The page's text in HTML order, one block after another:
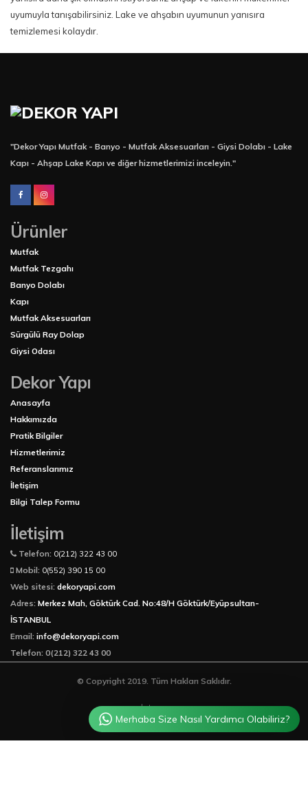
uyumuyla tanışabilirsiniz. Lake ve ahşabın uyumunun yanısıra
temizlemesi kolaydır.
"Dekor Yapı Mutfak - Banyo - Mutfak Aksesuarları - Giysi Dolabı - Lake
Kapı - Ahşap Lake Kapı ve diğer hizmetlerimizi inceleyin."
Ürünler
Mutfak
Mutfak Tezgahı
Banyo Dolabı
Kapı
Mutfak Aksesuarları
Sürgülü Ray Dolap
Giysi Odası
Dekor Yapı
Anasayfa
Hakkımızda
Pratik Bilgiler
Hizmetlerimiz
Referanslarımız
İletişim
Bilgi Talep Formu
İletişim
Telefon: 0(212) 322 43 00
Mobil: 0(552) 390 15 00
Web sitesi: dekoryapi.com
Adres: Merkez Mah, Göktürk Cad. No:48/H Göktürk/Eyüpsultan-
İSTANBUL
Email: info@dekoryapi.com
Telefon: 0(212) 322 43 00
© Copyright 2019. Tüm Hakları Saklıdır.
web tasarım
Merhaba Size Nasıl Yardımcı Olabiliriz?